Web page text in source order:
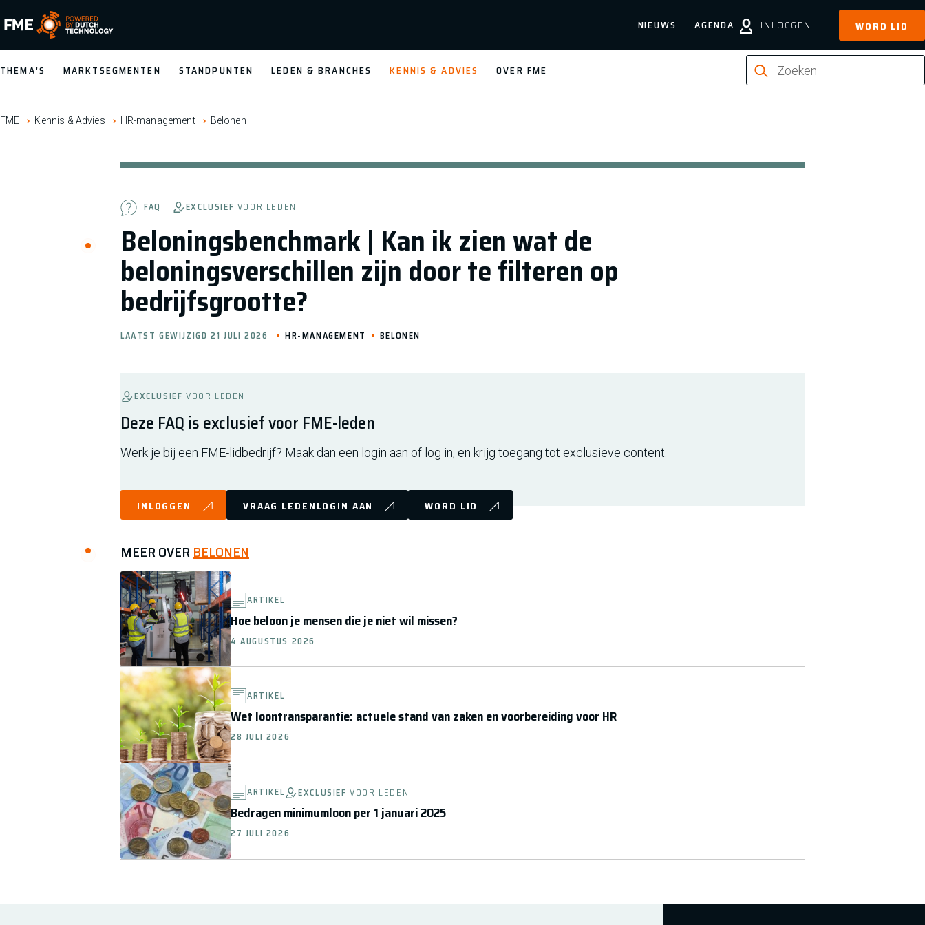
FME Logo, to the homepage
NIEUWS AGENDA INLOGGEN WORD LID
THEMA'S MARKTSEGMENTEN STANDPUNTEN LEDEN & BRANCHES KENNIS & ADVIES OVER FME
FME Kennis & Advies HR-management Belonen
Beloningsbenchmark | Kan ik zien wat de
beloningsverschillen zijn door te filteren op
bedrijfsgrootte?
FAQ EXCLUSIEF VOOR LEDEN
LAATST GEWIJZIGD 21 JULI 2026 HR-MANAGEMENT BELONEN
EXCLUSIEF VOOR LEDEN
Deze FAQ is exclusief voor FME-leden
Werk je bij een FME-lidbedrijf? Maak dan een login aan of log in, en krijg toegang tot exclusieve content.
INLOGGEN VRAAG LEDENLOGIN AAN WORD LID
MEER OVERBELONEN
ARTIKEL
Hoe beloon je mensen die je niet wil missen?
4 AUGUSTUS 2026
ARTIKEL
Wet loontransparantie: actuele stand van zaken en voorbereiding voor HR
28 JULI 2026
ARTIKEL EXCLUSIEFVOOR LEDEN
Bedragen minimumloon per 1 januari 2025
27 JULI 2026